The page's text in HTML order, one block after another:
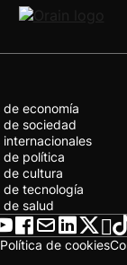
economía
de sociedad
internacionales
de política
de cultura
de tecnología
de salud
Política de cookies